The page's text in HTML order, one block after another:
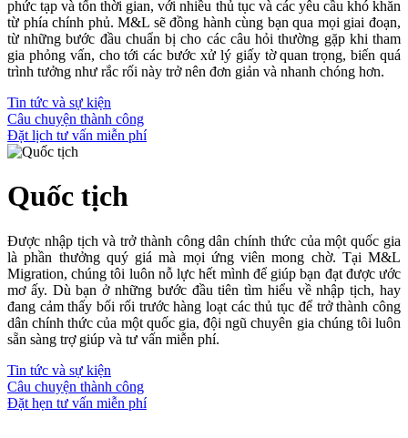
phức tạp và tốn thời gian, với nhiều thủ tục và các yêu cầu khó khăn
từ phía chính phủ. M&L sẽ đồng hành cùng bạn qua mọi giai đoạn,
từ những bước đầu chuẩn bị cho các câu hỏi thường gặp khi tham
gia phỏng vấn, cho tới các bước xử lý giấy tờ quan trọng, biến quá
trình tưởng như rắc rối này trở nên đơn giản và nhanh chóng hơn.
Tin tức và sự kiện
Câu chuyện thành công
Đặt lịch tư vấn miễn phí
Quốc tịch
Được nhập tịch và trở thành công dân chính thức của một quốc gia
là phần thưởng quý giá mà mọi ứng viên mong chờ. Tại M&L
Migration, chúng tôi luôn nỗ lực hết mình để giúp bạn đạt được ước
mơ ấy. Dù bạn ở những bước đầu tiên tìm hiểu về nhập tịch, hay
đang cảm thấy bối rối trước hàng loạt các thủ tục để trở thành công
dân chính thức của một quốc gia, đội ngũ chuyên gia chúng tôi luôn
sẵn sàng trợ giúp và tư vấn miễn phí.
Tin tức và sự kiện
Câu chuyện thành công
Đặt hẹn tư vấn miễn phí